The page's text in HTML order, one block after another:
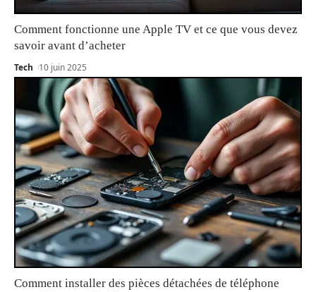
Comment fonctionne une Apple TV et ce que vous devez
savoir avant d’acheter
Tech 10 juin 2025
Comment installer des pièces détachées de téléphone